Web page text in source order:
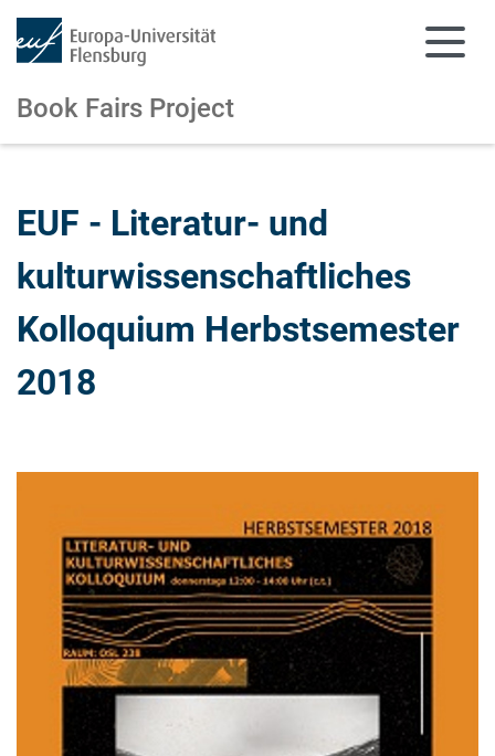
Book Fairs Project
EUF - Literatur- und
kulturwissenschaftliches
Kolloquium Herbstsemester
2018